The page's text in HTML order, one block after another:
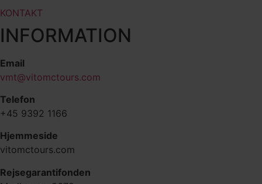
KONTAKT
INFORMATION
Email
vmt@vitomctours.com
Telefon
+45 9392 1166
Hjemmeside
vitomctours.com
Rejsegarantifonden